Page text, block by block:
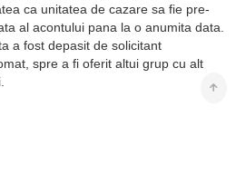
ca unitatea de cazare sa fie pre-
al acontului pana la o anumita data.
a fost depasit de solicitant
spre a fi oferit altui grup cu alt